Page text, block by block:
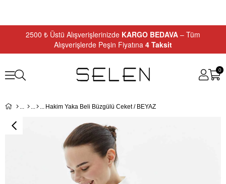
2500 ₺ Üstü Alışverişlerinizde KARGO BEDAVA – Tüm
Alışverişlerde Peşin Fiyatına 4 Taksit
0
Hakim Yaka Beli Büzgülü Ceket / BEYAZ